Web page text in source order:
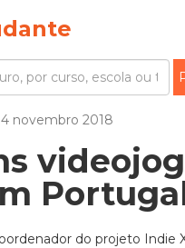
novembro 2018
do projeto Indie